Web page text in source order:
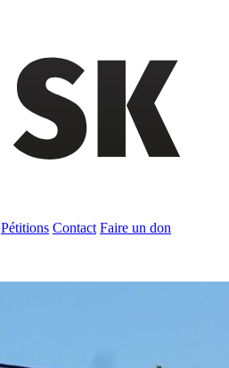
Pétitions Contact Faire un don